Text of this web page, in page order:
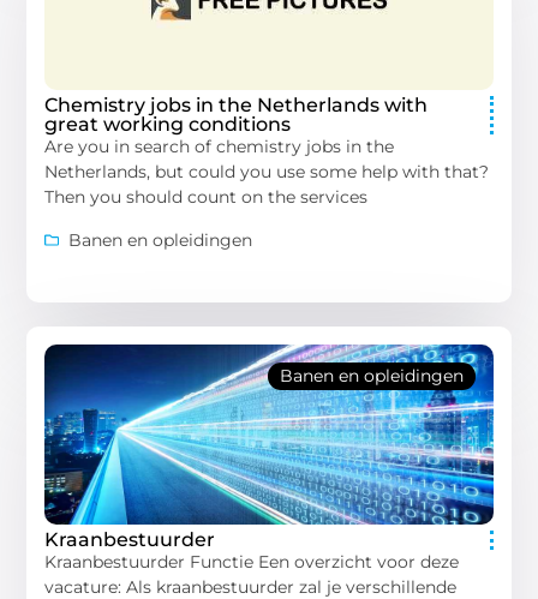
Chemistry jobs in the Netherlands with
great working conditions
Are you in search of chemistry jobs in the
Netherlands, but could you use some help with that?
Then you should count on the services
Banen en opleidingen
Banen en opleidingen
Kraanbestuurder
Kraanbestuurder Functie Een overzicht voor deze
vacature: Als kraanbestuurder zal je verschillende